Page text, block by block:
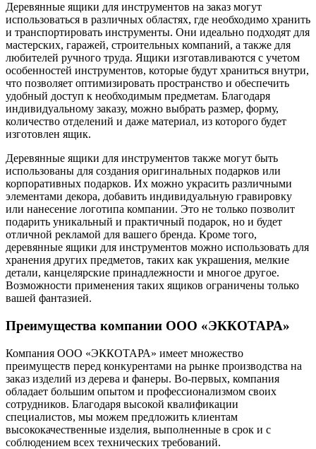
Деревянные ящики для инструментов на заказ могут
использоваться в различных областях, где необходимо хранить
и транспортировать инструменты. Они идеально подходят для
мастерских, гаражей, строительных компаний, а также для
любителей ручного труда. Ящики изготавливаются с учетом
особенностей инструментов, которые будут храниться внутри,
что позволяет оптимизировать пространство и обеспечить
удобный доступ к необходимым предметам. Благодаря
индивидуальному заказу, можно выбрать размер, форму,
количество отделений и даже материал, из которого будет
изготовлен ящик.
Деревянные ящики для инструментов также могут быть
использованы для создания оригинальных подарков или
корпоративных подарков. Их можно украсить различными
элементами декора, добавить индивидуальную гравировку
или нанесение логотипа компании. Это не только позволит
подарить уникальный и практичный подарок, но и будет
отличной рекламой для вашего бренда. Кроме того,
деревянные ящики для инструментов можно использовать для
хранения других предметов, таких как украшения, мелкие
детали, канцелярские принадлежности и многое другое.
Возможности применения таких ящиков ограничены только
вашей фантазией.
Преимущества компании ООО «ЭККОТАРА»
Компания ООО «ЭККОТАРА» имеет множество
преимуществ перед конкурентами на рынке производства на
заказ изделий из дерева и фанеры. Во-первых, компания
обладает большим опытом и профессионализмом своих
сотрудников. Благодаря высокой квалификации
специалистов, мы можем предложить клиентам
высококачественные изделия, выполненные в срок и с
соблюдением всех технических требований.